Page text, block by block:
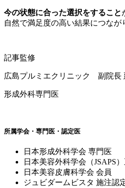
今の状態に合った選択をすること
自然で満足度の高い結果につなが
記事監修
広島プルミエクリニック 副院長
形成外科専門医
所属学会・専門医・認定医
日本形成外科学会 専門医
日本美容外科学会（JSAPS
日本美容皮膚科学会 会員
ジュビダームビスタ 施注認